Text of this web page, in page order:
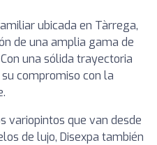
ubicada en Tàrrega,
de una amplia gama de
una sólida trayectoria
compromiso con la
variopintos que van desde
de lujo, Disexpa también